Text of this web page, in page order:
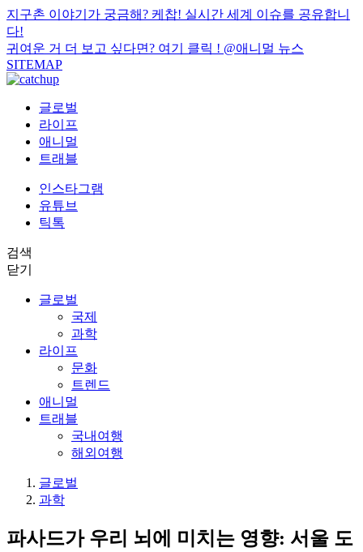
지구촌 이야기가 궁금해? 케찹! 실시간 세계 이슈를 공유합니
다!
귀여운 거 더 보고 싶다면? 여기 클릭 ! @애니멀 뉴스
SITEMAP
글로벌
라이프
애니멀
트래블
인스타그램
유튜브
틱톡
검색
닫기
글로벌
국제
과학
라이프
문화
트렌드
애니멀
트래블
국내여행
해외여행
글로벌
과학
파사드가 우리 뇌에 미치는 영향: 서울 도